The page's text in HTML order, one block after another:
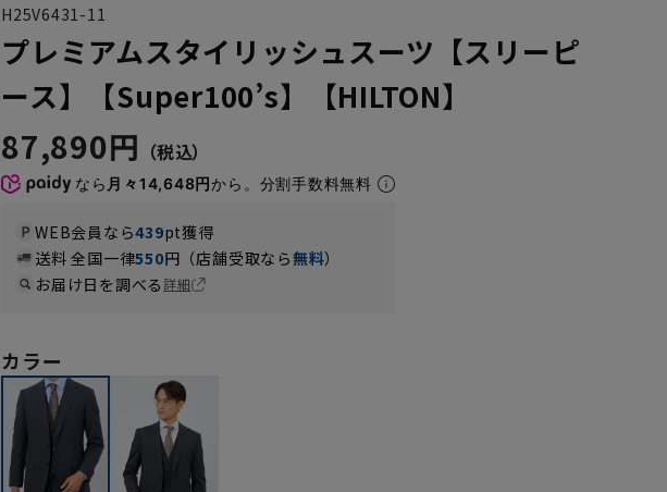
YA4 YA5 YA6
H25V6431-11
プレミアムスタイリッシュスーツ【スリーピ
ース】【Super100’s】【HILTON】
87,890円
なら 月々14,648円から。分割手数料無料
WEB会員なら439pt獲得
送料 全国一律550円（店舗受取なら無料）
お届け日を調べる詳細
カラー